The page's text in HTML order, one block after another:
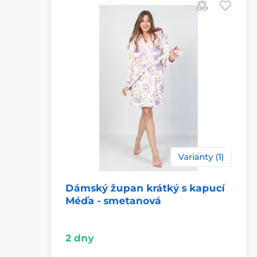
Varianty (1)
Dámský župan krátký s kapucí
Méďa - smetanová
2 dny